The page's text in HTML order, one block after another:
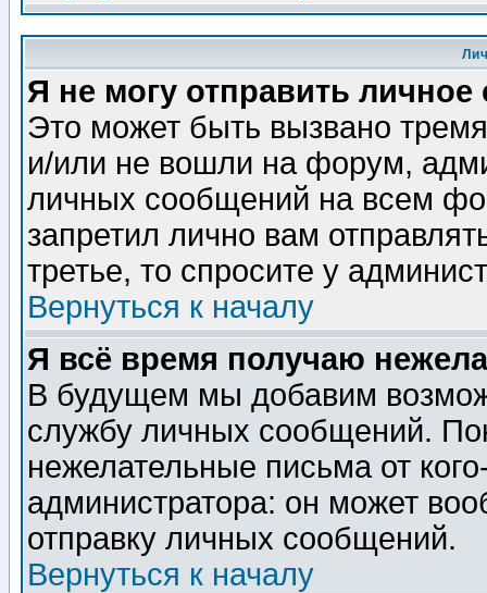
Я не могу отправить
Это может быть вызвано
и/или не вошли на форум,
личных сообщений на всем
запретил лично вам
третье, то спросите у
Вернуться к началу
Я всё время получаю
В будущем мы добавим
службу личных сообщений.
нежелательные письма от
администратора: он может
отправку личных сообщений.
Вернуться к началу